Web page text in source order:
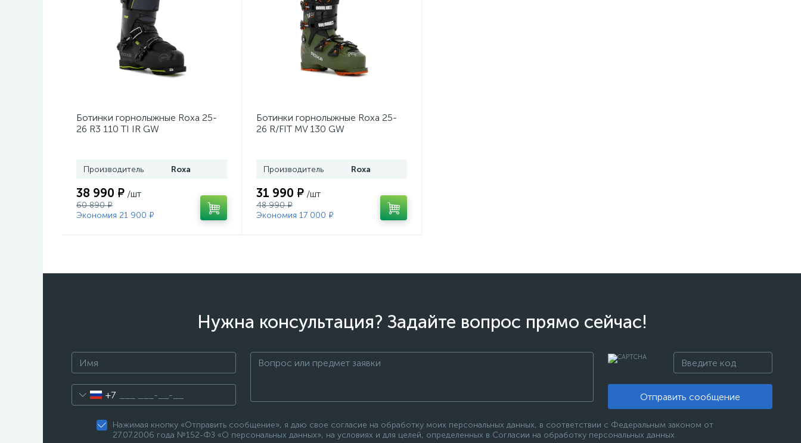
Ботинки горнолыжные Roxa 25-
26 R3 110 TI IR GW
Производитель Roxa
38 990 ₽ /шт
60 890 ₽
Экономия 21 900 ₽
Ботинки горнолыжные Roxa 25-
26 R/FIT MV 130 GW
Производитель Roxa
31 990 ₽ /шт
48 990 ₽
Экономия 17 000 ₽
Нужна консультация? Задайте вопрос прямо сейчас!
+7 Отправить сообщение
Нажимая кнопку «Отправить сообщение», я даю свое согласие на обработку моих персональных данных, в соответствии с Федеральным законом от
27.07.2006 года №152-ФЗ «О персональных данных», на условиях и для целей, определенных в Согласии на обработку персональных данных